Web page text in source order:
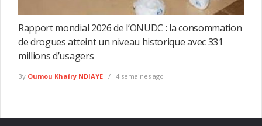
Rapport mondial 2026 de l’ONUDC : la consommation
de drogues atteint un niveau historique avec 331
millions d’usagers
By Oumou Khaïry NDIAYE 4 semaines ago